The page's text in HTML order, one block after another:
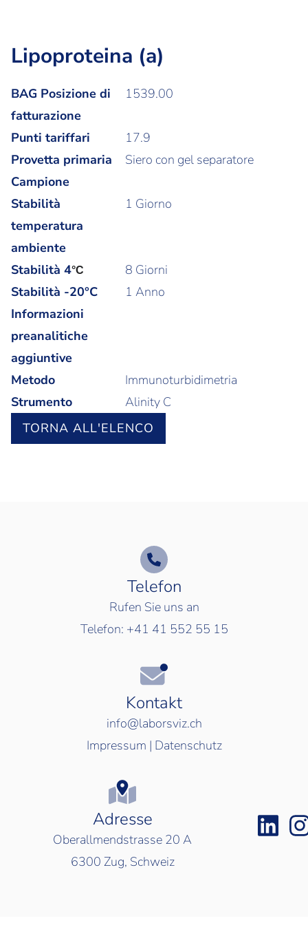
Lipoproteina (a)
BAG Posizione di
fatturazione
1539.00
Punti tariffari
17.9
Provetta primaria
Siero con gel separatore
Campione
Stabilità
temperatura
ambiente
1 Giorno
Stabilità 4°C
8 Giorni
Stabilità -20°C
1 Anno
Informazioni
preanalitiche
aggiuntive
Metodo
Immunoturbidimetria
Strumento
Alinity C
TORNA ALL'ELENCO
Telefon
Rufen Sie uns an
Telefon: +41 41 552 55 15
Kontakt
info@laborsviz.ch
Impressum | Datenschutz
Adresse
Oberallmendstrasse 20 A
6300 Zug, Schweiz